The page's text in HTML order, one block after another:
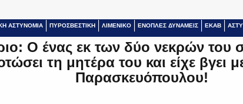
ΑΣΤΥΝΟΜΙΑ ΠΥΡΟΣΒΕΣΤΙΚΗ ΛΙΜΕΝΙΚΟ ΕΝΟΠΛΕΣ ΔΥΝΑΜΕΙΣ ΕΚΑΒ
Ο ένας εκ των δύο νεκρών του
τη μητέρα του και είχε βγει
Παρασκευόπουλου!